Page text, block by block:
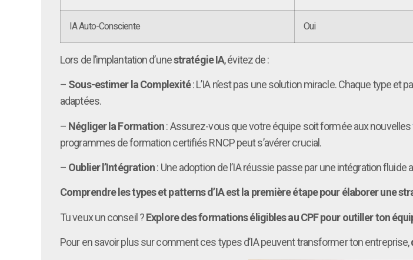
IA Auto-Consciente Oui
Lors de l’implantation d’unestratégie IA, évitez de :
– Sous-estimer la Complexité: L’IA n’est pas une solution miracle. Chaque type
adaptées.
– Négliger la Formation: Assurez-vous que votre équipe soit formée aux nouvelles
programmes de formation certifiés RNCP peut s’avérer crucial.
– Oublier l’Intégration: Une adoption de l’IA réussie passe par une intégration
Comprendre les types et patterns d’IA est la première étape pour élaborer une
Tu veux un conseil ?Explore des formations éligibles au CPF pour outiller ton
Pour en savoir plus sur comment ces types d’IA peuvent transformer ton entreprise,